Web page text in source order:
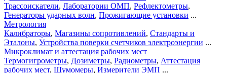
Трассоискатели, Лаборатории ОМП, Рефлектометры,
Генераторы ударных волн, Прожигающие установки ...
Метрология
Калибраторы, Магазины сопротивлений, Стандарты и
Эталоны, Устройства поверки счетчиков электроэнергии ...
Микроклимат и аттестация рабочих мест
Термогигрометры, Дозиметры, Радиометры, Аттестация
рабочих мест, Шумомеры, Измерители ЭМП ...